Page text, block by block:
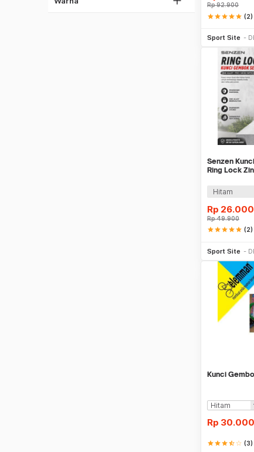
Rp92.900
starstarstarstarstar (2)
Sport Site
Senzen
Ring Lock
Hitam
Rp 26.000
Rp49.900
starstarstarstarstar (2)
Sport Site
Kunci
Rp 30.000
starstarstarstar_halfstar_border (3)